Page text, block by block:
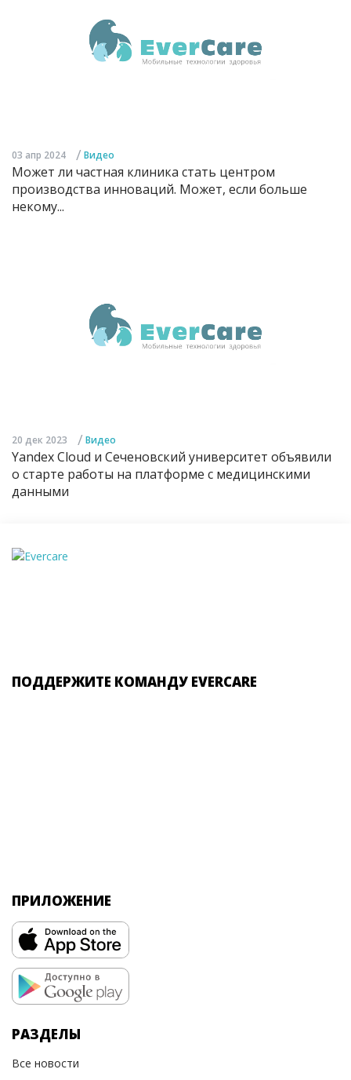
03 апр 2024 / Видео
Может ли частная клиника стать центром
производства инноваций. Может, если больше
некому...
20 дек 2023 / Видео
Yandex Cloud и Сеченовский университет объявили
о старте работы на платформе с медицинскими
данными
ПОДДЕРЖИТЕ КОМАНДУ EVERCARE
ПРИЛОЖЕНИЕ
РАЗДЕЛЫ
Все новости